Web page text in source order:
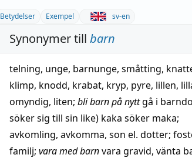
Betydelser Exempel sv-en
Synonymer till barn
telning, unge, barnunge, småtting,
klimp, knodd, krabat, kryp, pyre, lillen,
omyndig, liten; bli barn på nyttgå i
sökersig till sin like) kaka söker maka;
avkomling, avkomma, son el. dotter;
familj; vara med barnvara gravid, vänta